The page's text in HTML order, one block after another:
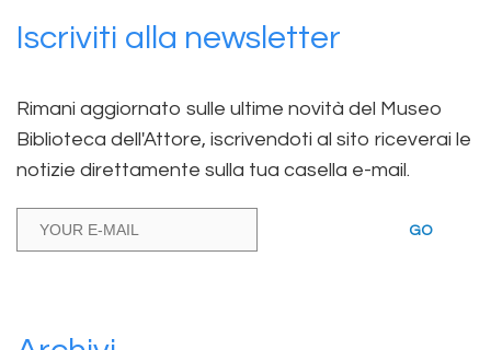
Iscriviti alla newsletter
Rimani aggiornato sulle ultime novità del Museo
Biblioteca dell'Attore, iscrivendoti al sito riceverai le
notizie direttamente sulla tua casella e-mail.
GO